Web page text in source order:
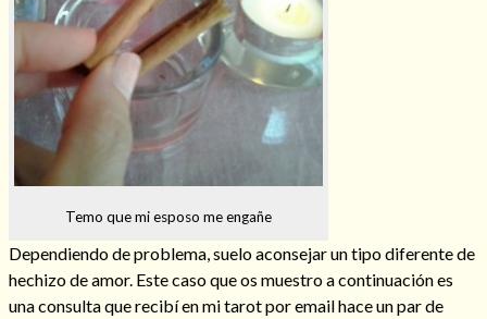
Hechizos de amor
Temo que mi esposo me engañe
Dependiendo de problema, suelo aconsejar un tipo diferente de
hechizo de amor. Este caso que os muestro a continuación es
una consulta que recibí en mi tarot por email hace un par de